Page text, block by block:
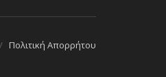
Πολιτική Απορρήτου